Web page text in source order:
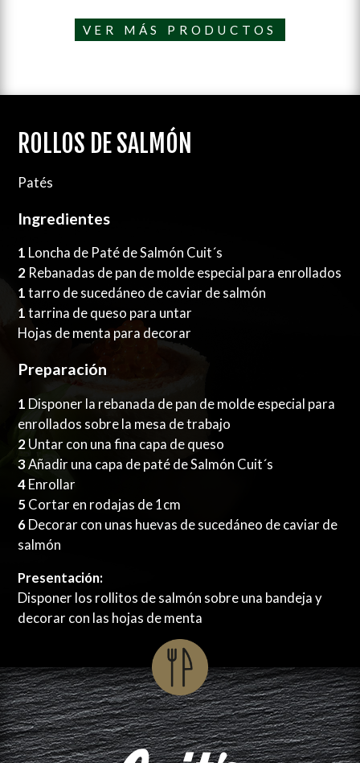
VER MÁS PRODUCTOS
ROLLOS DE SALMÓN
Patés
Ingredientes
1 Loncha de Paté de Salmón Cuit´s
2 Rebanadas de pan de molde especial para enrollados
1 tarro de sucedáneo de caviar de salmón
1 tarrina de queso para untar
Hojas de menta para decorar
Preparación
1 Disponer la rebanada de pan de molde especial para
enrollados sobre la mesa de trabajo
2 Untar con una fina capa de queso
3 Añadir una capa de paté de Salmón Cuit´s
4 Enrollar
5 Cortar en rodajas de 1cm
6 Decorar con unas huevas de sucedáneo de caviar de
salmón
Presentación:
Disponer los rollitos de salmón sobre una bandeja y
decorar con las hojas de menta